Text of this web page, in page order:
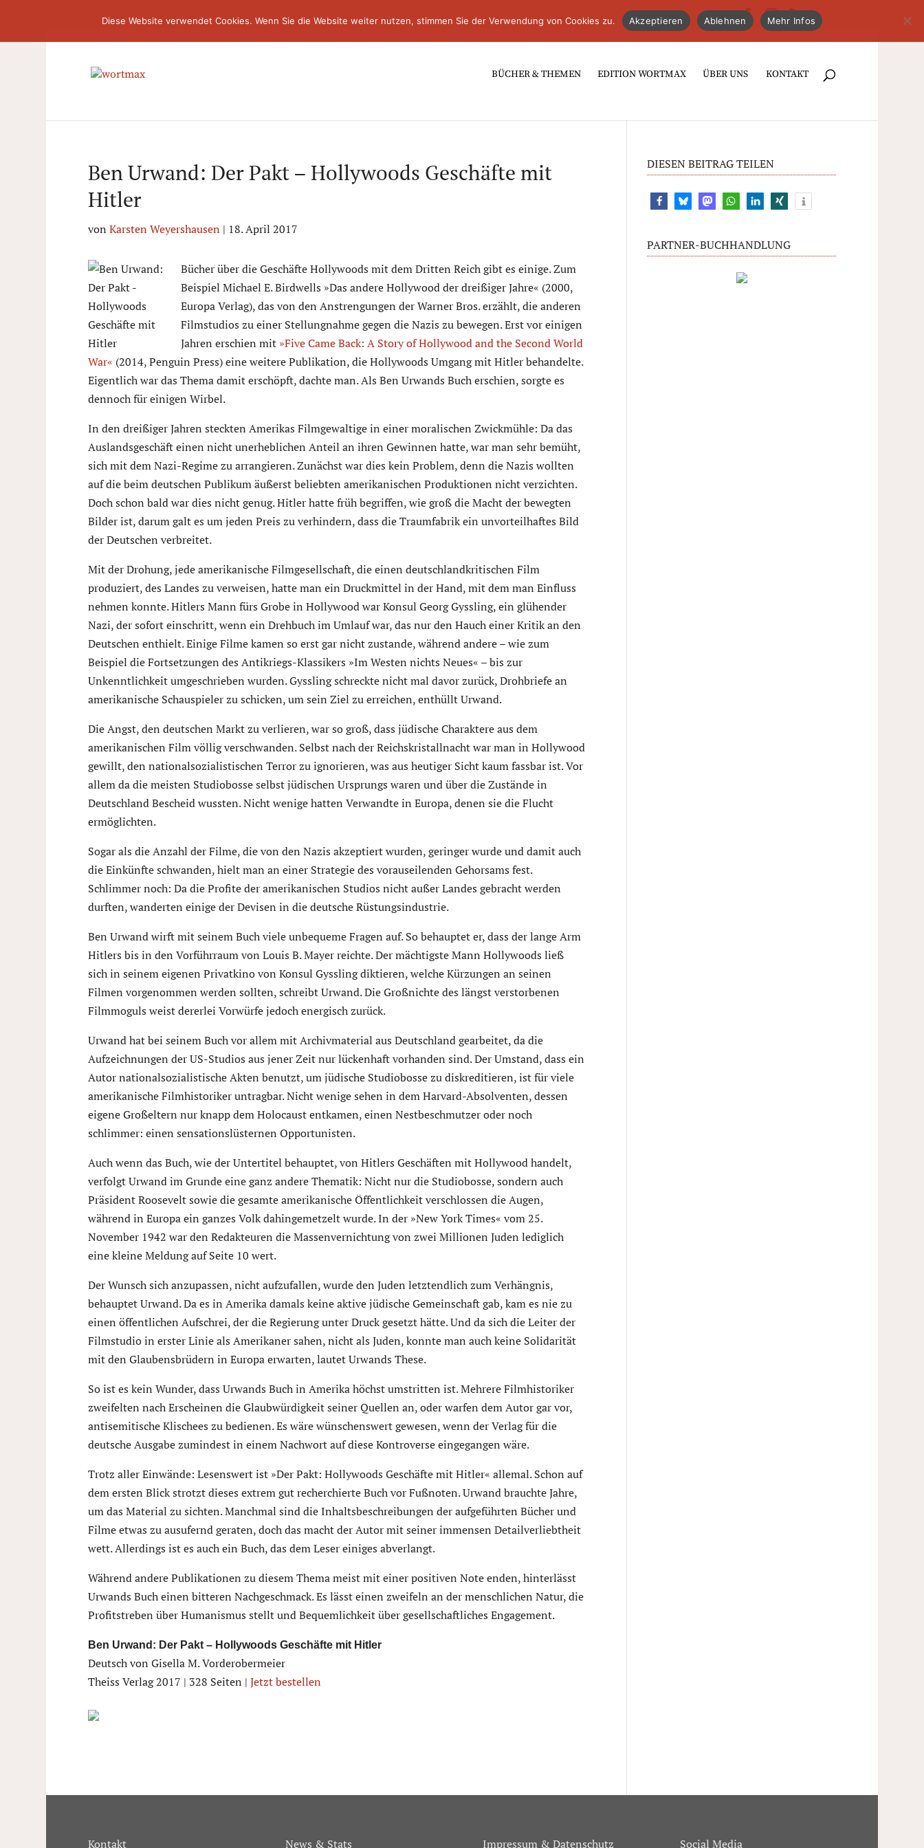
BÜCHER & THEMEN EDITION WORTMAX ÜBER UNS KONTAKT
Ben Urwand: Der Pakt – Hollywoods Geschäfte mit
Hitler
von Karsten Weyershausen | 18. April 2017
Bücher über die Geschäfte Hollywoods mit dem Dritten Reich gibt es einige. Zum
Beispiel Michael E. Birdwells »Das andere Hollywood der dreißiger Jahre« (2000,
Europa Verlag), das von den Anstrengungen der Warner Bros. erzählt, die anderen
Filmstudios zu einer Stellungnahme gegen die Nazis zu bewegen. Erst vor einigen
Jahren erschien mit »Five Came Back: A Story of Hollywood and the Second World
War« (2014, Penguin Press) eine weitere Publikation, die Hollywoods Umgang mit Hitler behandelte.
Eigentlich war das Thema damit erschöpft, dachte man. Als Ben Urwands Buch erschien, sorgte es
dennoch für einigen Wirbel.
In den dreißiger Jahren steckten Amerikas Filmgewaltige in einer moralischen Zwickmühle: Da das
Auslandsgeschäft einen nicht unerheblichen Anteil an ihren Gewinnen hatte, war man sehr bemüht,
sich mit dem Nazi-Regime zu arrangieren. Zunächst war dies kein Problem, denn die Nazis wollten
auf die beim deutschen Publikum äußerst beliebten amerikanischen Produktionen nicht verzichten.
Doch schon bald war dies nicht genug. Hitler hatte früh begriffen, wie groß die Macht der bewegten
Bilder ist, darum galt es um jeden Preis zu verhindern, dass die Traumfabrik ein unvorteilhaftes Bild
der Deutschen verbreitet.
Mit der Drohung, jede amerikanische Filmgesellschaft, die einen deutschlandkritischen Film
produziert, des Landes zu verweisen, hatte man ein Druckmittel in der Hand, mit dem man Einfluss
nehmen konnte. Hitlers Mann fürs Grobe in Hollywood war Konsul Georg Gyssling, ein glühender
Nazi, der sofort einschritt, wenn ein Drehbuch im Umlauf war, das nur den Hauch einer Kritik an den
Deutschen enthielt. Einige Filme kamen so erst gar nicht zustande, während andere – wie zum
Beispiel die Fortsetzungen des Antikriegs-Klassikers »Im Westen nichts Neues« – bis zur
Unkenntlichkeit umgeschrieben wurden. Gyssling schreckte nicht mal davor zurück, Drohbriefe an
amerikanische Schauspieler zu schicken, um sein Ziel zu erreichen, enthüllt Urwand.
Die Angst, den deutschen Markt zu verlieren, war so groß, dass jüdische Charaktere aus dem
amerikanischen Film völlig verschwanden. Selbst nach der Reichskristallnacht war man in Hollywood
gewillt, den nationalsozialistischen Terror zu ignorieren, was aus heutiger Sicht kaum fassbar ist. Vor
allem da die meisten Studiobosse selbst jüdischen Ursprungs waren und über die Zustände in
Deutschland Bescheid wussten. Nicht wenige hatten Verwandte in Europa, denen sie die Flucht
ermöglichten.
Sogar als die Anzahl der Filme, die von den Nazis akzeptiert wurden, geringer wurde und damit auch
die Einkünfte schwanden, hielt man an einer Strategie des vorauseilenden Gehorsams fest.
Schlimmer noch: Da die Profite der amerikanischen Studios nicht außer Landes gebracht werden
durften, wanderten einige der Devisen in die deutsche Rüstungsindustrie.
Ben Urwand wirft mit seinem Buch viele unbequeme Fragen auf. So behauptet er, dass der lange Arm
Hitlers bis in den Vorführraum von Louis B. Mayer reichte. Der mächtigste Mann Hollywoods ließ
sich in seinem eigenen Privatkino von Konsul Gyssling diktieren, welche Kürzungen an seinen
Filmen vorgenommen werden sollten, schreibt Urwand. Die Großnichte des längst verstorbenen
Filmmoguls weist dererlei Vorwürfe jedoch energisch zurück.
Urwand hat bei seinem Buch vor allem mit Archivmaterial aus Deutschland gearbeitet, da die
Aufzeichnungen der US-Studios aus jener Zeit nur lückenhaft vorhanden sind. Der Umstand, dass ein
Autor nationalsozialistische Akten benutzt, um jüdische Studiobosse zu diskreditieren, ist für viele
amerikanische Filmhistoriker untragbar. Nicht wenige sehen in dem Harvard-Absolventen, dessen
eigene Großeltern nur knapp dem Holocaust entkamen, einen Nestbeschmutzer oder noch
schlimmer: einen sensationslüsternen Opportunisten.
Auch wenn das Buch, wie der Untertitel behauptet, von Hitlers Geschäften mit Hollywood handelt,
verfolgt Urwand im Grunde eine ganz andere Thematik: Nicht nur die Studiobosse, sondern auch
Präsident Roosevelt sowie die gesamte amerikanische Öffentlichkeit verschlossen die Augen,
während in Europa ein ganzes Volk dahingemetzelt wurde. In der »New York Times« vom 25.
November 1942 war den Redakteuren die Massenvernichtung von zwei Millionen Juden lediglich
eine kleine Meldung auf Seite 10 wert.
Der Wunsch sich anzupassen, nicht aufzufallen, wurde den Juden letztendlich zum Verhängnis,
behauptet Urwand. Da es in Amerika damals keine aktive jüdische Gemeinschaft gab, kam es nie zu
einen öffentlichen Aufschrei, der die Regierung unter Druck gesetzt hätte. Und da sich die Leiter der
Filmstudio in erster Linie als Amerikaner sahen, nicht als Juden, konnte man auch keine Solidarität
mit den Glaubensbrüdern in Europa erwarten, lautet Urwands These.
So ist es kein Wunder, dass Urwands Buch in Amerika höchst umstritten ist. Mehrere Filmhistoriker
zweifelten nach Erscheinen die Glaubwürdigkeit seiner Quellen an, oder warfen dem Autor gar vor,
antisemitische Klischees zu bedienen. Es wäre wünschenswert gewesen, wenn der Verlag für die
deutsche Ausgabe zumindest in einem Nachwort auf diese Kontroverse eingegangen wäre.
Trotz aller Einwände: Lesenswert ist »Der Pakt: Hollywoods Geschäfte mit Hitler« allemal. Schon auf
dem ersten Blick strotzt dieses extrem gut recherchierte Buch vor Fußnoten. Urwand brauchte Jahre,
um das Material zu sichten. Manchmal sind die Inhaltsbeschreibungen der aufgeführten Bücher und
Filme etwas zu ausufernd geraten, doch das macht der Autor mit seiner immensen Detailverliebtheit
wett. Allerdings ist es auch ein Buch, das dem Leser einiges abverlangt.
Während andere Publikationen zu diesem Thema meist mit einer positiven Note enden, hinterlässt
Urwands Buch einen bitteren Nachgeschmack. Es lässt einen zweifeln an der menschlichen Natur, die
Profitstreben über Humanismus stellt und Bequemlichkeit über gesellschaftliches Engagement.
Ben Urwand: Der Pakt – Hollywoods Geschäfte mit Hitler
Deutsch von Gisella M. Vorderobermeier
Theiss Verlag 2017 | 328 Seiten | Jetzt bestellen
DIESEN BEITRAG TEILEN
PARTNER-BUCHHANDLUNG
Kontakt News & Stats Impressum & Datenschutz Social Media
Diese Website verwendet Cookies. Wenn Sie die Website weiter nutzen, stimmen Sie der Verwendung von Cookies zu. Akzeptieren Ablehnen Mehr Infos